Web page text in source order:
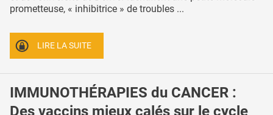
prometteuse, « inhibitrice » de troubles ...
LIRE LA SUITE
IMMUNOTHÉRAPIES du CANCER :
Des vaccins mieux calés sur le cycle